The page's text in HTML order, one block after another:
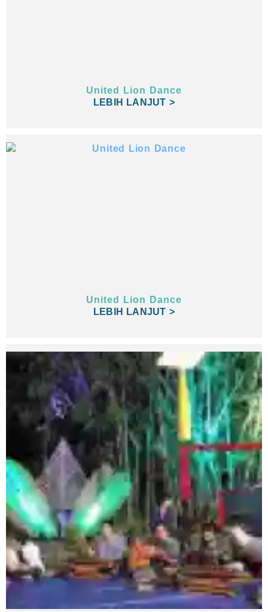
United Lion Dance
LEBIH LANJUT >
United Lion Dance
LEBIH LANJUT >